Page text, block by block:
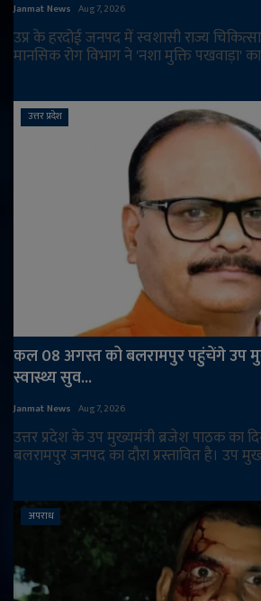
Janmat News Aug 7, 2026
उप्र के हरदोई जनपद में स्वशासी राज्य
मानसिक रोग विभाग ने 'नशा मुक्ति पखवाड़ा'
उत्तर प्रदेश
कल 08 अगस्त को बलरामपुर पहुंचेंगे उप
स्वास्थ्य सुव...
Janmat News Aug 7, 2026
उत्तर प्रदेश के उप मुख्यमंत्री ब्रजेश पाठक का
बलरामपुर जनपद का दौरा प्रस्तावित है। उप
अपराध